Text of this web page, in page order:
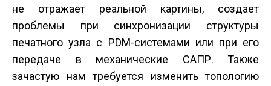
не отражает реальной картины, создает
проблемы при синхронизации структуры
печатного узла с PDM-системами или при его
передаче в механические САПР. Также
зачастую нам требуется изменить топологию